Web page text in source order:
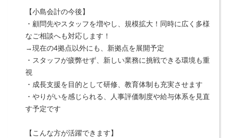
【小島会計の今後】
・顧問先やスタッフを増やし、規模拡大！同時に広く多様
なご相談へも対応します！
→現在の4拠点以外にも、新拠点を展開予定
・スタッフが疲弊せず、新しい業務に挑戦できる環境も重
視
・成長支援を目的として研修、教育体制も充実させます
・やりがいを感じられる、人事評価制度や給与体系を見直
す予定です
【こんな方が活躍できます】